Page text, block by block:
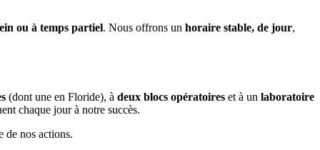
ou à temps partiel. Nous offrons un horaire stable, de jour,
(dont une en Floride), à deux blocs opératoires et à un laboratoire
chaque jour à notre succès.
nos actions.